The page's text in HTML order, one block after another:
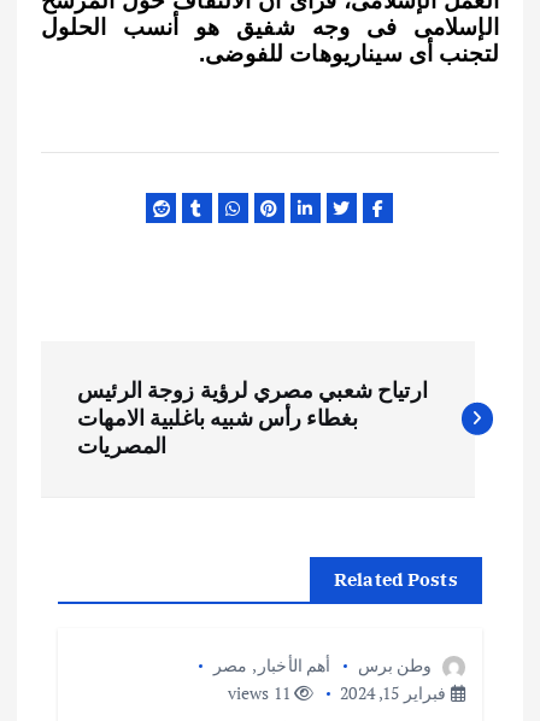
الإسلامى فى وجه شفيق هو أنسب الحلول
لتجنب أى سيناريوهات للفوضى.
ص
ح
ارتياح شعبي مصري لرؤية زوجة الرئيس
بغطاء رأس شبيه باغلبية الامهات
المصريات
Related Posts
وطن برس أهم الأخبار , مصر
فبراير 15, 2024
11 views